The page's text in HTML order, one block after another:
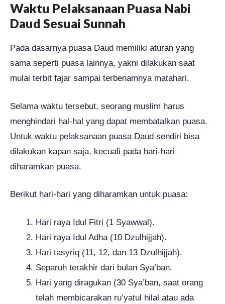
Waktu Pelaksanaan Puasa Nabi
Daud Sesuai Sunnah
Pada dasarnya puasa Daud memiliki aturan yang
sama seperti puasa lainnya, yakni dilakukan saat
mulai terbit fajar sampai terbenamnya matahari.
Selama waktu tersebut, seorang muslim harus
menghindari hal-hal yang dapat membatalkan puasa.
Untuk waktu pelaksanaan puasa Daud sendiri bisa
dilakukan kapan saja, kecuali pada hari-hari
diharamkan puasa.
Berikut hari-hari yang diharamkan untuk puasa:
Hari raya Idul Fitri (1 Syawwal).
Hari raya Idul Adha (10 Dzulhijjah).
Hari tasyriq (11, 12, dan 13 Dzulhijjah).
Separuh terakhir dari bulan Sya’ban.
Hari yang diragukan (30 Sya’ban, saat orang
telah membicarakan ru’yatul hilal atau ada